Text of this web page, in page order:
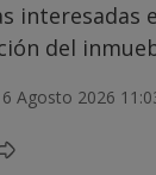
interesadas
del
6 Agosto 2026